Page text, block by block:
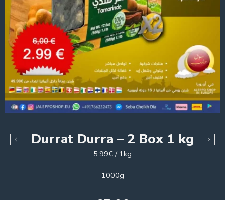
Durrat Durra – 2 Box 1 kg
5.99€ / 1kg
1000g